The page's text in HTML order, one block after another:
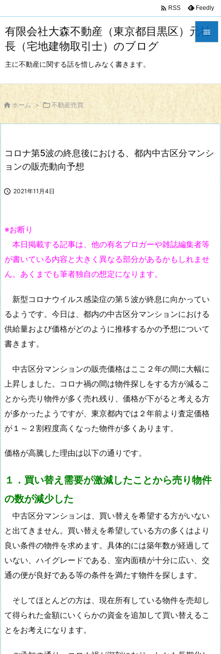
有限会社大森不動産（東京都目黒区）元社
長（宅地建物取引士）のブログ
主に不動産に関する話を惜しみなく書きます。

サイド

前へ

 RSS Feedly
 ホーム > 不動産売買
コロナ第5波の終息後における、都内中古区分マンシ
ョンの販売動向予想
 2021年11月4日
※お断り
本日掲載する記事は、他の有名ブロガーや雑誌編集者等
が書いている内容と大きく異なる部分があるかもしれませ
ん。あくまでも筆者独自の想定になります。
新型コロナウイルス感染症の第５波が終息に向かってい
るようです。今日は、都内の中古区分マンションにおける
供給量および価格がどのように推移するかの予想について
書きます。
中古区分マンションの販売価格はここ２年の間に大幅に
上昇しました。コロナ禍の間は物件探しをする方が減るこ
とから売り物件が多く売れ残り、価格が下がると考える方
が多かったようですが、東京都内では２年前より査定価格
が１～２割程度高くなった物件が多くあります。
価格が高騰した理由は以下の通りです。
１．買い替え需要が激減したことから売り物件
の数が減少した
中古区分マンションは、買い替えを希望する方がいない
と出てきません。買い替えを希望している方の多くはより
良い条件の物件を求めます。具体的には築年数が経過して
いない、ハイグレードである、室内面積が十分に広い、交
通の便が良好である等の条件を満たす物件を探します。
そしてほとんどの方は、現在所有している物件を売却し
て得られた金額にいくらかの資金を追加して買い替えるこ
とをお考えになります。